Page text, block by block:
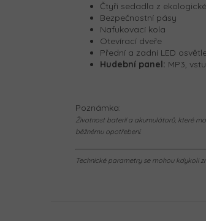
Čtyři sedadla z
Bezpečnostní pásy
Nafukovací kola
Otevírací dveře
Přední a zadní LED
Hudební panel: MP3,
Poznámka:
Životnost baterií a akumulátorů, které
běžnému opotřebení.
Technické parametry se mohou kdykoli